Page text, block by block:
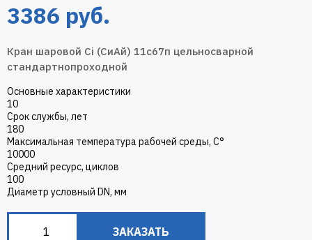
3386 руб.
Кран шаровой Ci (СиАй) 11с67п цельносварной
стандартнопроходной
Основные характеристики
10
Срок службы, лет
180
Максимальная температура рабочей среды, С°
10000
Средний ресурс, циклов
100
Диаметр условный DN, мм
ЗАКАЗАТЬ